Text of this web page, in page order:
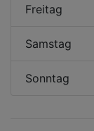
Freitag
Samstag
Sonntag